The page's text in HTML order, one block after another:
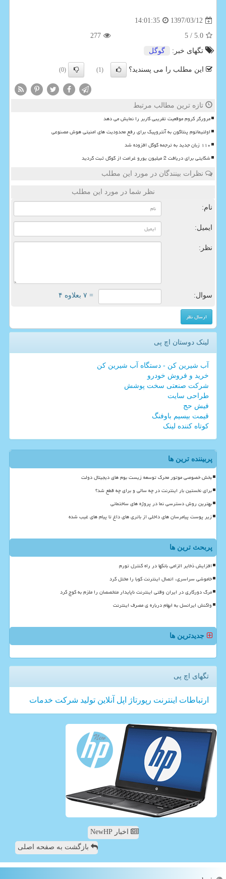
1397/03/12
14:01:35
5.0
/ 5
277
تگهای خبر:
گوگل
این مطلب را می پسندید؟ (1)
(0)
تازه ترین مطالب مرتبط
مرورگر کروم موقعیت تقریبی کاربر را نمایش می دهد
اولتیماتوم پنتاگون به آنتروپیک برای رفع محدودیت های امنیتی هوش مصنوعی
۱۱۰ زبان جدید به ترجمه گوگل افزوده شد
شکایتی برای دریافت 2 میلیون یورو غرامت از گوگل ثبت گردید
نظرات بینندگان در مورد این مطلب
نظر شما در مورد این مطلب
نام:
ایمیل:
نظر:
سوال: = ۷ بعلاوه ۴
لینک دوستان اچ پی
آب شیرین کن - دستگاه آب شیرین کن
خرید و فروش خودرو
شرکت صنعتی سخت پوشش
طراحی سایت
فیش حج
قیمت بیسیم باوفنگ
کوتاه کننده لینک
پربیننده ترین ها
بخش خصوصی موتور محرک توسعه زیست بوم های دیجیتال دولت
برای نخستین بار اینترنت در چه سالی و برای چه قطع شد؟
بهترین روش دسترسی نما در پروژه های ساختمانی
زیر پوست پیامرسان های داخلی از باتری های داغ تا پیام های غیب شده
پربحث ترین ها
افزایش ذخایر الزامی بانکها در راه کنترل تورم
خاموشی سراسری، اتصال اینترنت کوبا را مختل کرد
مرگ دورکاری در ایران وقتی اینترنت ناپایدار متخصصان را ملزم به کوچ کرد
واکنش ایرانسل به ابهام درباره ی مصرف اینترنت
جدیدترین ها
تگهای اچ پی
ارتباطات اینترنت رپورتاژ اپل آنلاین تولید شركت خدمات
اخبار NewHP
بازگشت به صفحه اصلی